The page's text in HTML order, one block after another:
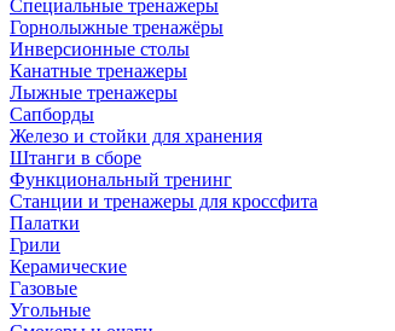
Специальные тренажеры
Горнолыжные тренажёры
Инверсионные столы
Канатные тренажеры
Лыжные тренажеры
Сапборды
Железо и стойки для хранения
Штанги в сборе
Функциональный тренинг
Станции и тренажеры для кроссфита
Палатки
Грили
Керамические
Газовые
Угольные